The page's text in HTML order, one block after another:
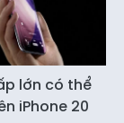
lớn có thể
iPhone 20